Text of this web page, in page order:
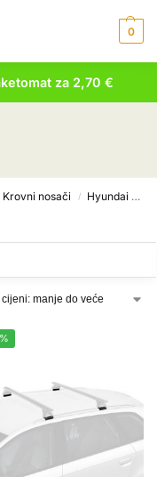
0
za 2,70 €
Krovni nosači / Hyundai krovni nosači